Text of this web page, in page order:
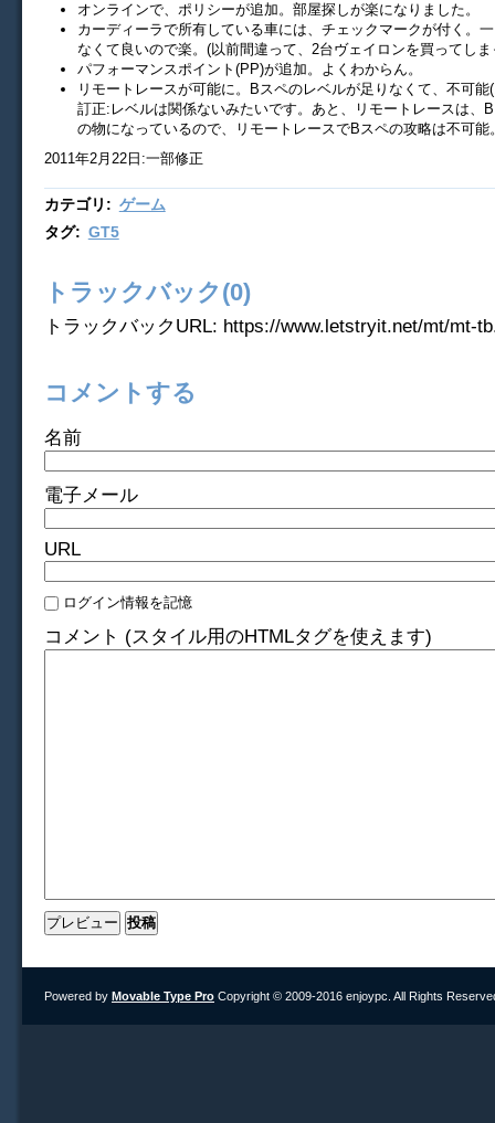
オンラインで、ポリシーが追加。部屋探しが楽になりました。
カーディーラで所有している車には、チェックマークが付く。
なくて良いので楽。(以前間違って、2台ヴェイロンを買ってし
パフォーマンスポイント(PP)が追加。よくわからん。
リモートレースが可能に。Bスペのレベルが足りなくて、不可能
訂正:レベルは関係ないみたいです。あと、リモートレースは、
の物になっているので、リモートレースでBスペの攻略は不可能
2011年2月22日:一部修正
カテゴリ : ゲーム
タグ: GT5
トラックバック(0)
トラックバックURL: https://www.letstryit.net/mt/mt-
コメントする
名前
電子メール
URL
ログイン情報を記憶
コメント (スタイル用のHTMLタグを使えます)
Powered by Movable Type Pro Copyright © 2009-2016 enjoypc. All Rights